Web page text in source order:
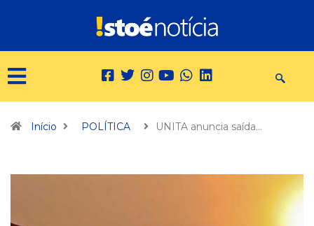
Início POLÍTICA UNITA anuncia saída…